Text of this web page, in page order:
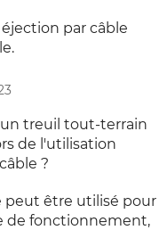
par câble
treuil tout-terrain
de l'utilisation
?
peut être utilisé pour
de fonctionnement,